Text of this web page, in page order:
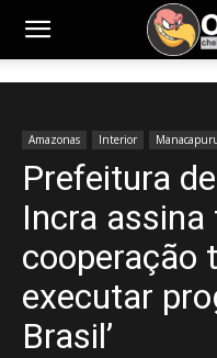
Amazonas Interior
Prefeitura
Incra
cooperação
executar
Brasil’